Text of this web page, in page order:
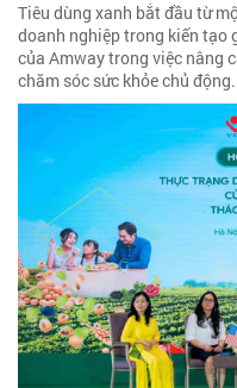
Tiêu dùng xanh bắt đầu từ
doanh nghiệp trong kiến tạo
của Amway trong việc nâng
chăm sóc sức khỏe chủ động.